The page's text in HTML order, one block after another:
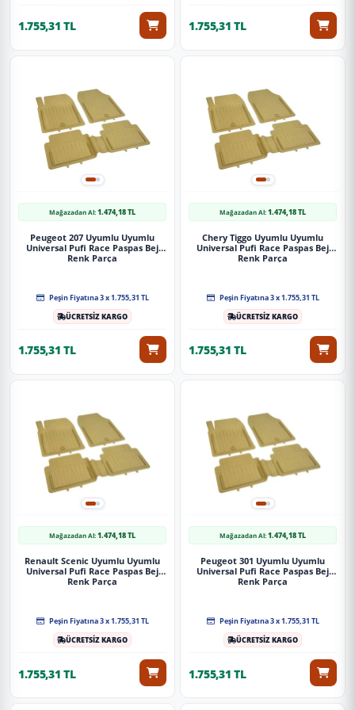
1.755,31 TL 1.755,31 TL
Mağazadan Al:1.474,18 TL
Peugeot 207 Uyumlu Uyumlu
Universal Pufi Race Paspas Bej
Renk Parça
Peşin Fiyatına 3 x 1.755,31 TL
ÜCRETSİZ KARGO
1.755,31 TL
Mağazadan Al:1.474,18 TL
Chery Tiggo Uyumlu Uyumlu
Universal Pufi Race Paspas Bej
Renk Parça
Peşin Fiyatına 3 x 1.755,31 TL
ÜCRETSİZ KARGO
1.755,31 TL
Mağazadan Al:1.474,18 TL
Renault Scenic Uyumlu Uyumlu
Universal Pufi Race Paspas Bej
Renk Parça
Peşin Fiyatına 3 x 1.755,31 TL
ÜCRETSİZ KARGO
1.755,31 TL
Mağazadan Al:1.474,18 TL
Peugeot 301 Uyumlu Uyumlu
Universal Pufi Race Paspas Bej
Renk Parça
Peşin Fiyatına 3 x 1.755,31 TL
ÜCRETSİZ KARGO
1.755,31 TL